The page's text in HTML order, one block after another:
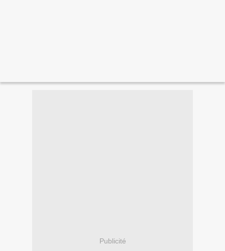
Publicité